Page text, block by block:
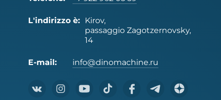
L'indirizzo è:
Kirov,
passaggio Zagotzernovsky,
14
E-mail: info@dinomachine.ru